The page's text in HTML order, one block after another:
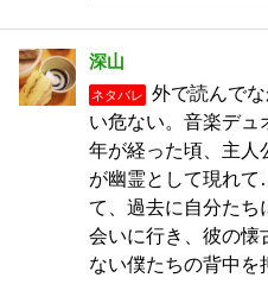
深山
ネタバレ
外で読んで
い危ない。音楽デュ
年が経った頃、主人
が幽霊として現れ
て、過去に自分たち
会いに行き、彼の懐
ない僕たちの背中